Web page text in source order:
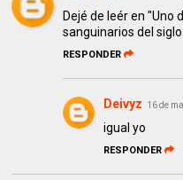
Dejé de leér en "Uno
sanguinarios del
RESPONDER
Deivyz 16 de
igual yo
RESPONDER